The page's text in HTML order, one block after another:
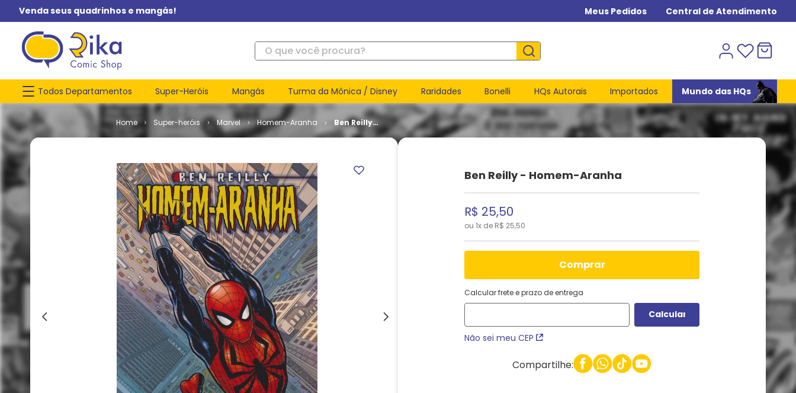
Venda seus quadrinhos e mangás! Meus Pedidos Central de Atendimento
O que você procura?
Todos Departamentos Super-Heróis Mangás Turma da Mônica / Disney Raridades Bonelli HQs Autorais Importados Mundo das HQs
Super-heróis Marvel Homem-Aranha
Ben Reilly -
Homem-
Ben Reilly - Homem-Aranha
R$ 25,50
ou 1x de R$ 25,50
comprar
Calcular frete e prazo de entrega
Não sei meu CEP
Compartilhe: